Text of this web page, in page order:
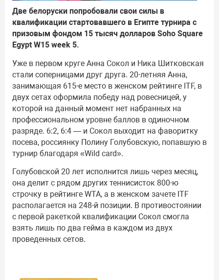
Две белоруски попробовали свои силы в
квалификации стартовавшего в Египте турнира с
призовым фондом 15 тысяч долларов Soho Square
Egypt W15 week 5.
Уже в первом круге Анна Сокол и Ника Шитковская
стали соперницами друг друга. 20-летняя Анна,
занимающая 615-е место в женском рейтинге ITF, в
двух сетах оформила победу над ровесницей, у
которой на данный момент нет набранных на
профессиональном уровне баллов в одиночном
разряде. 6:2, 6:4 — и Сокол выходит на фаворитку
посева, россиянку Полину Голубовскую, попавшую в
турнир благодаря «Wild card».
Голубовской 20 лет исполнится лишь через месяц,
она делит с рядом других теннисисток 800-ю
строчку в рейтинге WTA, а в женском зачете ITF
располагается на 248-й позиции. В противостоянии
с первой ракеткой квалификации Сокол смогла
взять лишь по два гейма в каждом из двух
проведенных сетов.